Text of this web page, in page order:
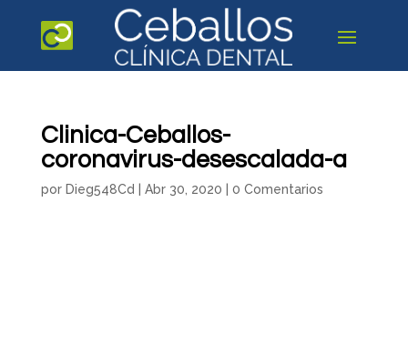
Clinica-Ceballos-
coronavirus-desescalada-a
por Dieg548Cd Abr 30, 2020 0 Comentarios